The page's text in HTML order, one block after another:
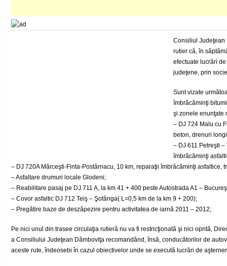
Consiliul Judeţean
rutier că, în
efectuate lucrări
judeţene, prin
Sunt vizate
îmbrăcăminţi
şi zonele enunţate
– DJ 724 Malu cu
beton, drenuri
– DJ 611 Petreşti
îmbrăcăminţi
– DJ 720A Mărceşti-Finta-Postârnacu, 10 km, reparaţii îmbrăcăminţi asfaltice,
– Asfaltare drumuri locale Glodeni;
– Reabilitare pasaj pe DJ 711 A, la km 41 + 400 peste Autostrada A1 –
– Covor asfaltic DJ 712 Teiş – Şotânga( L=0,5 km de la km 9 + 200);
– Pregătire baze de deszăpezire pentru activitatea de iarnă 2011 – 2012;
Pe nici unul din trasee circulaţia rutieră nu va fi restricţionată şi nici oprită,
a Consiliului Judeţean Dâmboviţa recomandând, însă, conducătorilor de
aceste rute, îndeosebi în cazul obiectivelor unde se execută lucrări de